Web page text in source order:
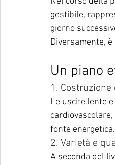
gestibile,
giorno
Diversamente,
Un piano
1. Costruzione
Le uscite lente
fonte energetica.
2. Varietà e
A seconda del